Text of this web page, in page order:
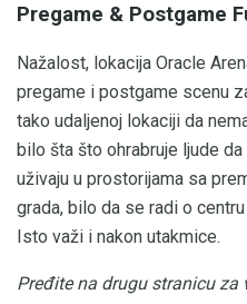
Pregame & Postgame
Nažalost, lokacija Oracle
pregame i postgame scenu
tako udaljenoj lokaciji da
bilo šta što ohrabruje ljude
uživaju u prostorijama sa
grada, bilo da se radi o
Isto važi i nakon utakmice.
Pređite na drugu stranicu